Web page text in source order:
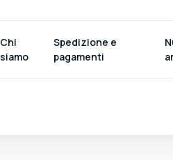
Chi
siamo
Spedizione e
pagamenti